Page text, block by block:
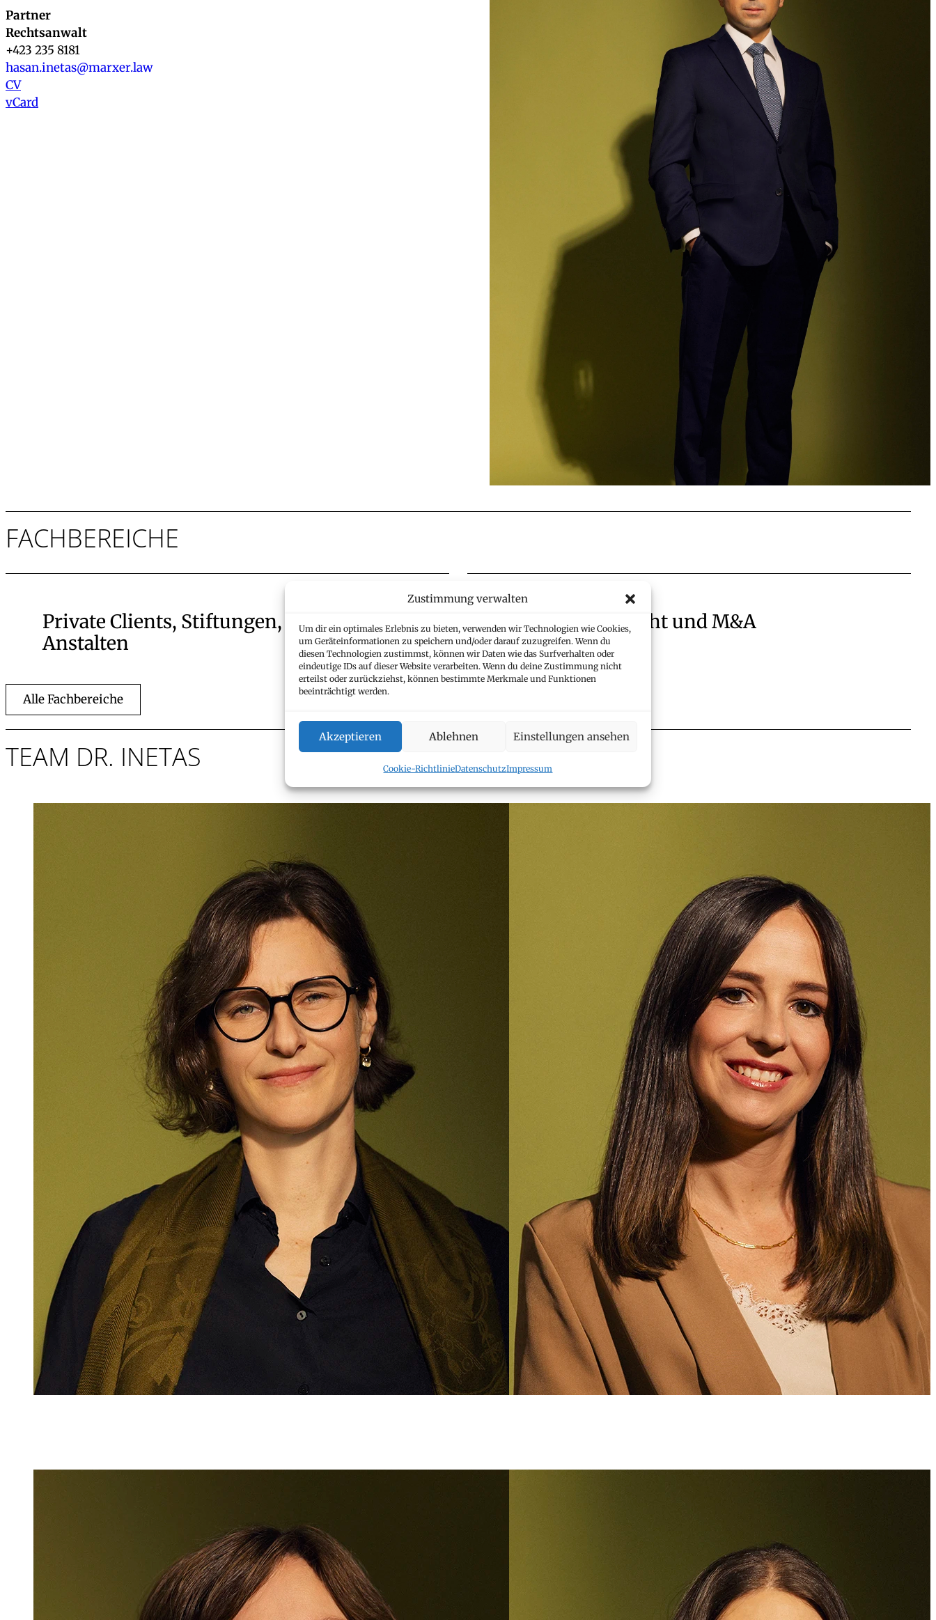
Zustimmung verwalten
Um dir ein optimales Erlebnis zu bieten, verwenden wir Technologien wie Cookies,
um Geräteinformationen zu speichern und/oder darauf zuzugreifen. Wenn du
diesen Technologien zustimmst, können wir Daten wie das Surfverhalten oder
eindeutige IDs auf dieser Website verarbeiten. Wenn du deine Zustimmung nicht
erteilst oder zurückziehst, können bestimmte Merkmale und Funktionen
beeinträchtigt werden.
Akzeptieren Ablehnen Einstellungen ansehen
Cookie-RichtlinieDatenschutzImpressum
Partner
Rechtsanwalt
+423 235 8181
hasan.inetas@marxer.law
CV
vCard
FACHBEREICHE
Private Clients, Stiftungen, Trusts und
Anstalten
Gesellschaftsrecht und M&A
Alle Fachbereiche
TEAM DR. INETAS
Partnerin, Rechtsanwältin
+423 235 8181
franziska.goop@marxer.law
+423 235 8124
franziska.kindle@marxer.law
Assistentin
+423 235 8126
inge.koenig@marxer.law
+423 235 8261
antonietta.volpe@marxer.law